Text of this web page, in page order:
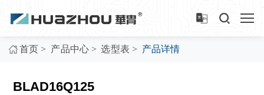
首页 > 产品中心 > 选型表 > 产品详情
BLAD16Q125